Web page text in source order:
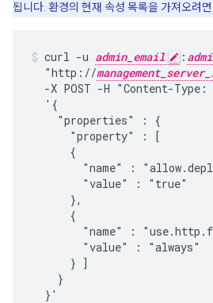
됩니다. 환경의 현재 속성 목록을 가져오려면
curl -u admin_email :
  "http://
-X POST -H "Content-Type:
  '{
    "properties" : {
      "property" : [
      {
"name" :
        "value" : "true"
      },
      {
"name" :
        "value" : "always"
      } ]
    }
  }'